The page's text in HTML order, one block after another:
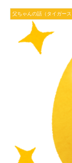
父ちゃんの話（タイガース